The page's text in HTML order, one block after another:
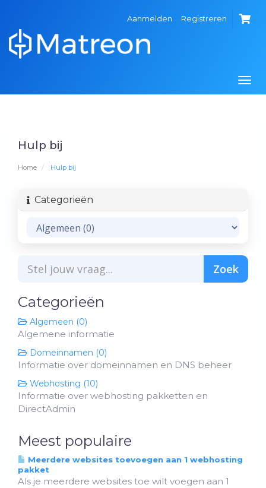
Aanmelden Registreren
Hulp bij
Home Hulp bij
Categorieën
Categorieën
Algemeen (0)
Algemene informatie
Domeinnamen (0)
Informatie over domeinnamen en DNS beheer
Webhosting (10)
Informatie over webhosting pakketten en
DirectAdmin
Meest populaire
Meerdere websites toevoegen aan 1 webhosting
pakket
Als je meerdere websites toe wilt voegen aan 1